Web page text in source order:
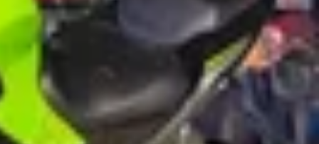
Benelli TRK 502 2021 فرصة لا تُعوّض لعشاق دراجات الأدفنشر والترحال! ...